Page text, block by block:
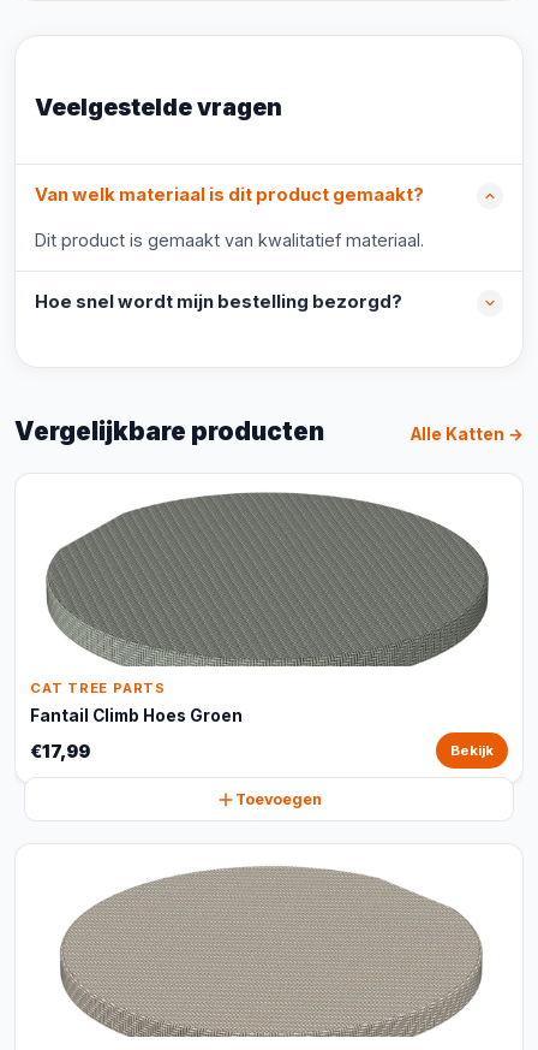
Veelgestelde vragen
Van welk materiaal is dit product gemaakt?
Dit product is gemaakt van kwalitatief materiaal.
Hoe snel wordt mijn bestelling bezorgd?
Vergelijkbare producten Alle Katten →
CAT TREE PARTS
Fantail Climb Hoes Groen
€17,99 Bekijk
Toevoegen